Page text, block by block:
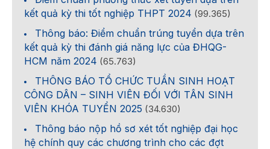
kết quả kỳ thi tốt nghiệp THPT 2024 (99.365)
Thông báo: Điểm chuẩn trúng tuyển dựa trên
kết quả kỳ thi đánh giá năng lực của ĐHQG-
HCM năm 2024 (65.763)
THÔNG BÁO TỔ CHỨC TUẦN SINH HOẠT
CÔNG DÂN – SINH VIÊN ĐỐI VỚI TÂN SINH
VIÊN KHÓA TUYỂN 2025 (34.630)
Thông báo nộp hồ sơ xét tốt nghiệp đại học
hệ chính quy các chương trình cho các đợt